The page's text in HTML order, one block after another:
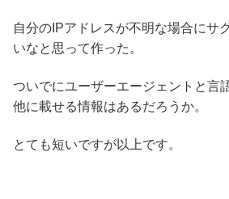
自分のIPアドレスが不明な場合にサ
いなと思って作った。
ついでにユーザーエージェントと言
他に載せる情報はあるだろうか。
とても短いですが以上です。